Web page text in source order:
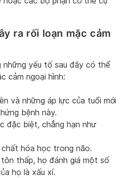
ra rối loạn mặc cảm
những yếu tố sau đây có thể
cảm ngoại hình:
và những áp lực của tuổi mới
bệnh này.
đặc biệt, chẳng hạn như
hóa học trong não.
thấp, họ đánh giá một số
họ là xấu xí.